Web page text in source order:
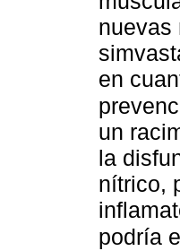
nuevas
en
un
la
nítrico,
podría